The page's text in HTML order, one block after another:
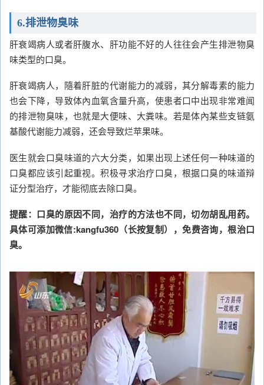
6.排泄物臭味
肝衰竭病人或者肝腹水、肝功能不好的人往往会产生排泄物臭
味类型的口臭。
肝衰竭病人，隨着肝脏的代谢能力的减弱，其分解毒素的能力
也会下降，导致体內血氧含量升高，使患者口中出现非常难闻
的排泄物臭味，也就是大便味、大粪味。若是体內某些支链氨
基酸代谢能力减弱，还会导致烂苹果味。
医生就会口臭味道的六大分类，如果出现上述任何一种味道的
口臭都应该引起重视。积极寻求治疗口臭，根据口臭的味道辩
证分型治疗，才能彻底去除口臭。
提醒：口臭的原因不同，治疗的方法也不同，切勿胡乱用药。
具体可添加微信:kangfu360（长按复制），免费咨询，根治口
臭。